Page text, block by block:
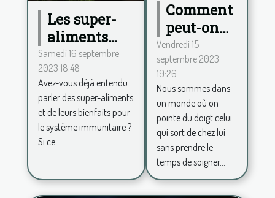
Les super-
aliments
pour
renforcer le
système
immunitaire
Samedi 16 septembre
2023 18:48
Avez-vous déjà entendu
parler des super-aliments
et de leurs bienfaits pour
le système immunitaire ?
Si ce...
Comment
peut-on
procéder
pour se
sentir
belle au
quotidien
et avoir
plus de
confiance
en soi ?
Vendredi 15
septembre 2023
19:26
Nous sommes dans
un monde où on
pointe du doigt celui
qui sort de chez lui
sans prendre le
temps de soigner...